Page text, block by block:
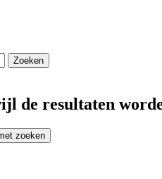
de resultaten
zoeken